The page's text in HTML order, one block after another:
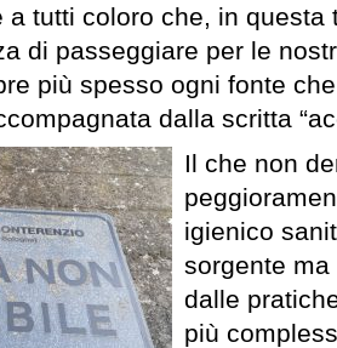
a tutti coloro che, in questa
di passeggiare per le
più spesso ogni fonte
dalla scritta
Il che non
igienico
sorgente
dalle
più